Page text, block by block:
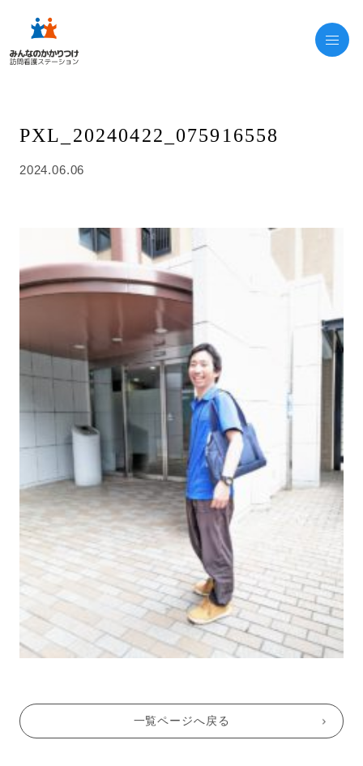
PXL_20240422_075916558
2024.06.06
一覧ページへ戻る